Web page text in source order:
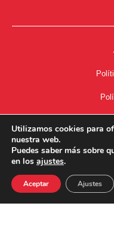
Utilizamos cookies para
nuestra web.
Puedes saber más sobre
en los ajustes.
Aceptar Ajustes